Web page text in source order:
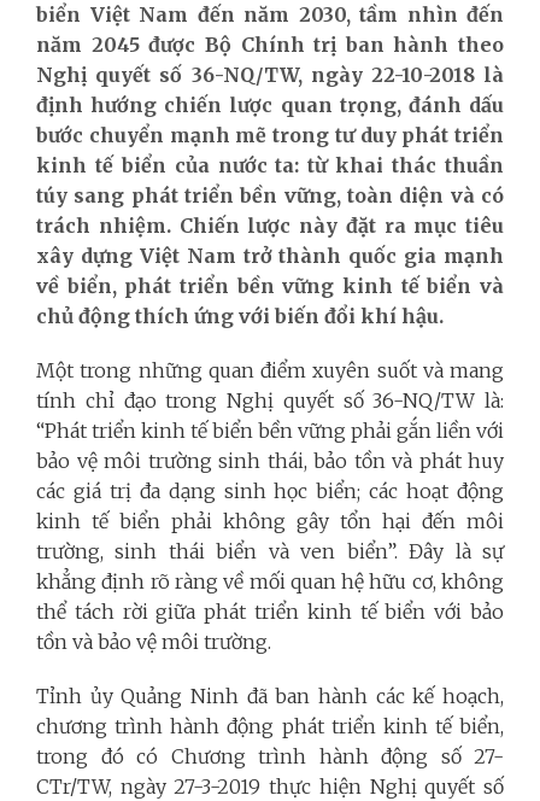
biển Việt Nam đến năm 2030, tầm nhìn đến
năm 2045 được Bộ Chính trị ban hành theo
Nghị quyết số 36-NQ/TW, ngày 22-10-2018 là
định hướng chiến lược quan trọng, đánh dấu
bước chuyển mạnh mẽ trong tư duy phát triển
kinh tế biển của nước ta: từ khai thác thuần
túy sang phát triển bền vững, toàn diện và có
trách nhiệm. Chiến lược này đặt ra mục tiêu
xây dựng Việt Nam trở thành quốc gia mạnh
về biển, phát triển bền vững kinh tế biển và
chủ động thích ứng với biến đổi khí hậu.
Một trong những quan điểm xuyên suốt và mang
tính chỉ đạo trong Nghị quyết số 36-NQ/TW là:
“Phát triển kinh tế biển bền vững phải gắn liền với
bảo vệ môi trường sinh thái, bảo tồn và phát huy
các giá trị đa dạng sinh học biển; các hoạt động
kinh tế biển phải không gây tổn hại đến môi
trường, sinh thái biển và ven biển”. Đây là sự
khẳng định rõ ràng về mối quan hệ hữu cơ, không
thể tách rời giữa phát triển kinh tế biển với bảo
tồn và bảo vệ môi trường.
Tỉnh ủy Quảng Ninh đã ban hành các kế hoạch,
chương trình hành động phát triển kinh tế biển,
trong đó có Chương trình hành động số 27-
CTr/TW, ngày 27-3-2019 thực hiện Nghị quyết số